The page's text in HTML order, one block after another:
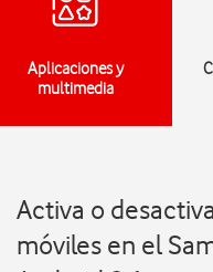
Aplicaciones y
multimedia
Activa o
móviles en el